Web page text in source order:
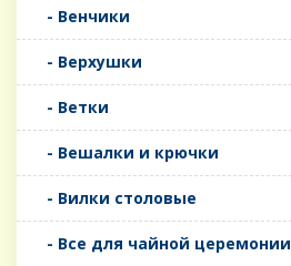
- Венчики
- Верхушки
- Ветки
- Вешалки и крючки
- Вилки столовые
- Все для чайной церемонии